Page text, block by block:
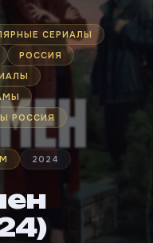
СЕРИАЛЫ
РОССИЯ
РОССИЯ
2024